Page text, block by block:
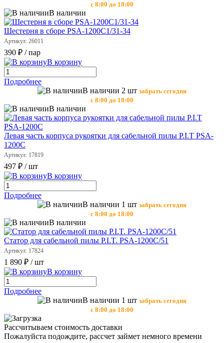
с 8:00 до 18:00
В наличии
Шестерня в сборе PSA-1200С1/31-34
Артикул: 26011
390 ₽ / пар
В корзину
Подробнее
В наличии 2 шт забрать сегодня
с 8:00 до 18:00
В наличии
Левая часть корпуса рукоятки для сабельной пилы P.I.T PSA-
1200С
Артикул: 17819
497 ₽ / шт
В корзину
Подробнее
В наличии 1 шт забрать сегодня
с 8:00 до 18:00
В наличии
Статор для сабельной пилы P.I.T. PSA-1200С/51
Артикул: 17824
1 890 ₽ / шт
В корзину
Подробнее
В наличии 1 шт забрать сегодня
с 8:00 до 18:00
Рассчитываем стоимость доставки
Пожалуйста подождите, рассчет займет немного времени